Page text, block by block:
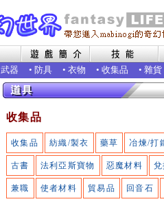
武器 • 防具 • 衣物 • 收集品 • 雜貨
收集品
收集品 紡織/製衣 藥草 冶煉/打
古書 法利亞斯寶物 惡魔材料
兼職 使者材料 貿易品 回音石